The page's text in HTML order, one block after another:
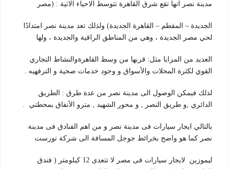
مدينة نصر انها تقع شرق القاهرة تتوسط الاحياء الاتية : (مصر
الجديدة – المقطم – القاهرة الجديدة) ولذلك تعد مدينة نصر امتدادًا
لحي مصر الجديدة ، وهي من المناطق الراقية والجديدة ، ولها
العديد من المزايا مثل: قربها من وسط القاهرةوالنشاط التجاري
القوي لكثرة المحلات والأسواق و وجود خدمات صحية و الترفهيه .
لذلك فيمكن الوصول الى مدينة نصر من عدة طرق : الطريق
الدائري ,و طريق النصر , و محور الشهيد , مترو الأنفاق بمحطتي .
بالتالي ايجار سيارات فى مدينة نصر و من اهم الفنادق فى مدينة
نصر كما هو واضح بخرائط جوجل المسافة الى شركة تورست
ليموزين لايجار سيارات فى مصر لا تتعدى 12 كيلومتر ( فندق